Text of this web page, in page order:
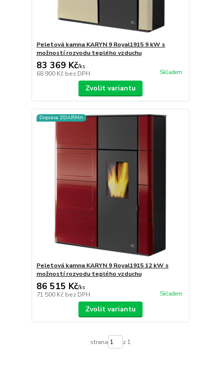
Peletová kamna KARYN 9 Royal1915 9 kW s
možností rozvodu teplého vzduchu
83 369 Kč/ks
68 900 Kč bez DPH Skladem
Zvolit variantu
Doprava ZDARMA
Peletová kamna KARYN 9 Royal1915 12 kW s
možností rozvodu teplého vzduchu
86 515 Kč/ks
71 500 Kč bez DPH Skladem
Zvolit variantu
strana z 1